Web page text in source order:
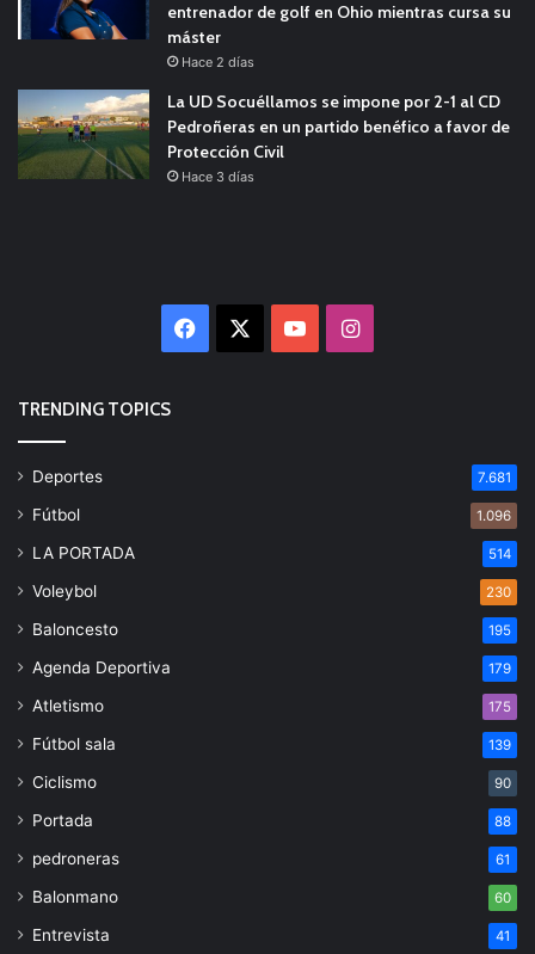
entrenador de golf en Ohio mientras cursa su
máster
Hace 2 días
La UD Socuéllamos se impone por 2-1 al CD
Pedroñeras en un partido benéfico a favor de
Protección Civil
Hace 3 días
Facebook YouTubeInstagram
TRENDING TOPICS
Deportes 7.681
Fútbol 1.096
LA PORTADA 514
Voleybol 230
Baloncesto 195
Agenda Deportiva 179
Atletismo 175
Fútbol sala 139
Ciclismo 90
Portada 88
pedroneras 61
Balonmano 60
Entrevista 41